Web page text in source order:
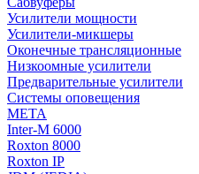
Усилители мощности
Усилители-микшеры
Оконечные трансляционные
Низкоомные усилители
Предварительные усилители
Системы оповещения
МЕТА
Inter-M 6000
Roxton 8000
Roxton IP